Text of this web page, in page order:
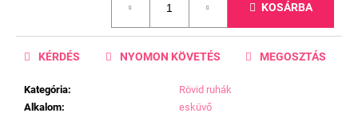
KOSÁRBA
Kategória:
Rövid ruhák
Alkalom:
esküvő
KÉRDÉS NYOMON KÖVETÉS MEGOSZTÁS